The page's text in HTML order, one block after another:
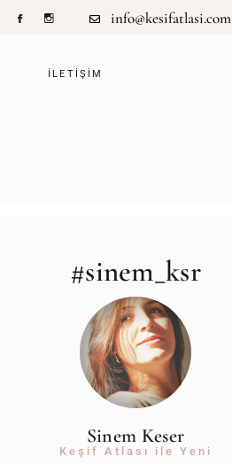
info@kesifatlasi.com
ILETIŞIM
#sinem_ksr
Sinem Keser
Keşif Atlası ile Yeni